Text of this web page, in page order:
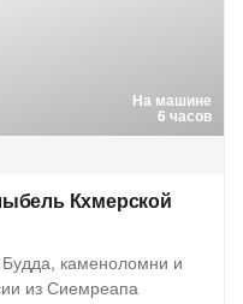
На машине
6 часов
Кхмерской
каменоломни и
из Сиемреапа